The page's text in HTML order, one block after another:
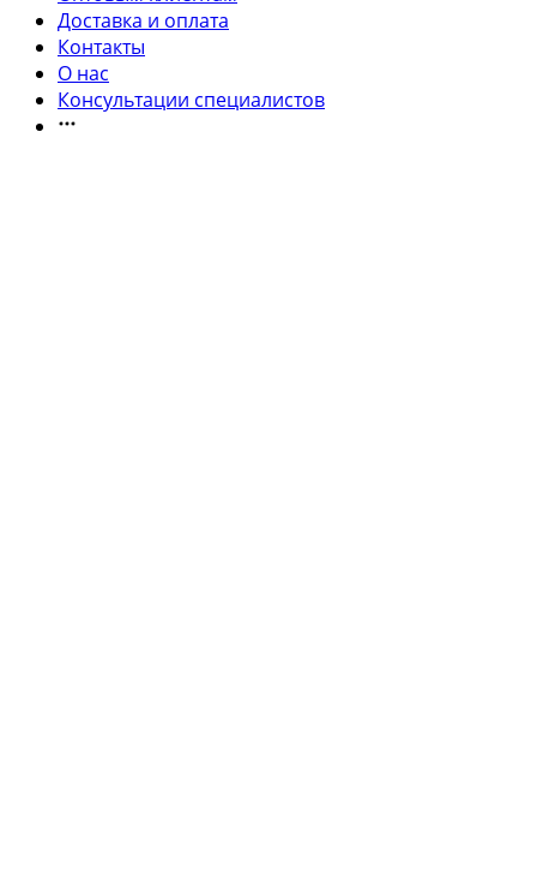
Доставка и оплата
Контакты
О нас
Консультации специалистов